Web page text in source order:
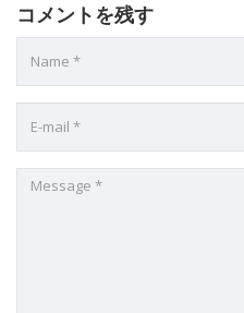
コメントを残す